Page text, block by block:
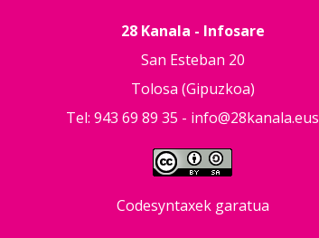
28 Kanala - Infosare
San Esteban 20
Tolosa (Gipuzkoa)
Tel: 943 69 89 35 - info@28kanala.eus
Codesyntaxek garatua